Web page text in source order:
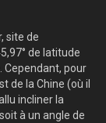
site de
de latitude
Cependant, pour
de la Chine (où il
incliner la
à un angle de